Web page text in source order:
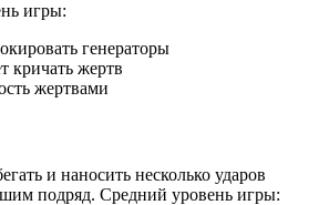
игры:
генераторы
кричать жертв
жертвами
и наносить несколько ударов
подряд. Средний уровень игры: